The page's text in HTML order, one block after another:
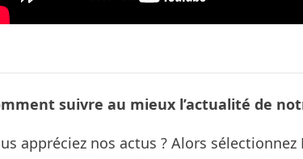
suivre au mieux l’actualité de
appréciez nos actus ? Alors